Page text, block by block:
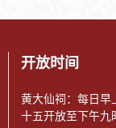
开放时间
黄大仙祠：每日早
十五开放至下午九